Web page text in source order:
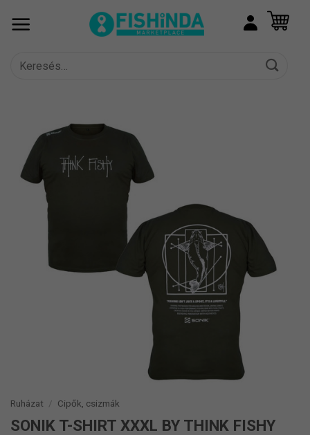
Keresés
Ruházat / Cipők, csizmák
SONIK T-SHIRT XXXL BY THINK FISHY